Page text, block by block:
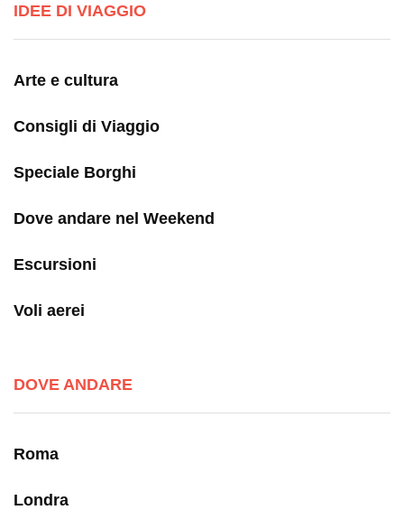
IDEE DI VIAGGIO
Arte e cultura
Consigli di Viaggio
Speciale Borghi
Dove andare nel Weekend
Escursioni
Voli aerei
DOVE ANDARE
Roma
Londra